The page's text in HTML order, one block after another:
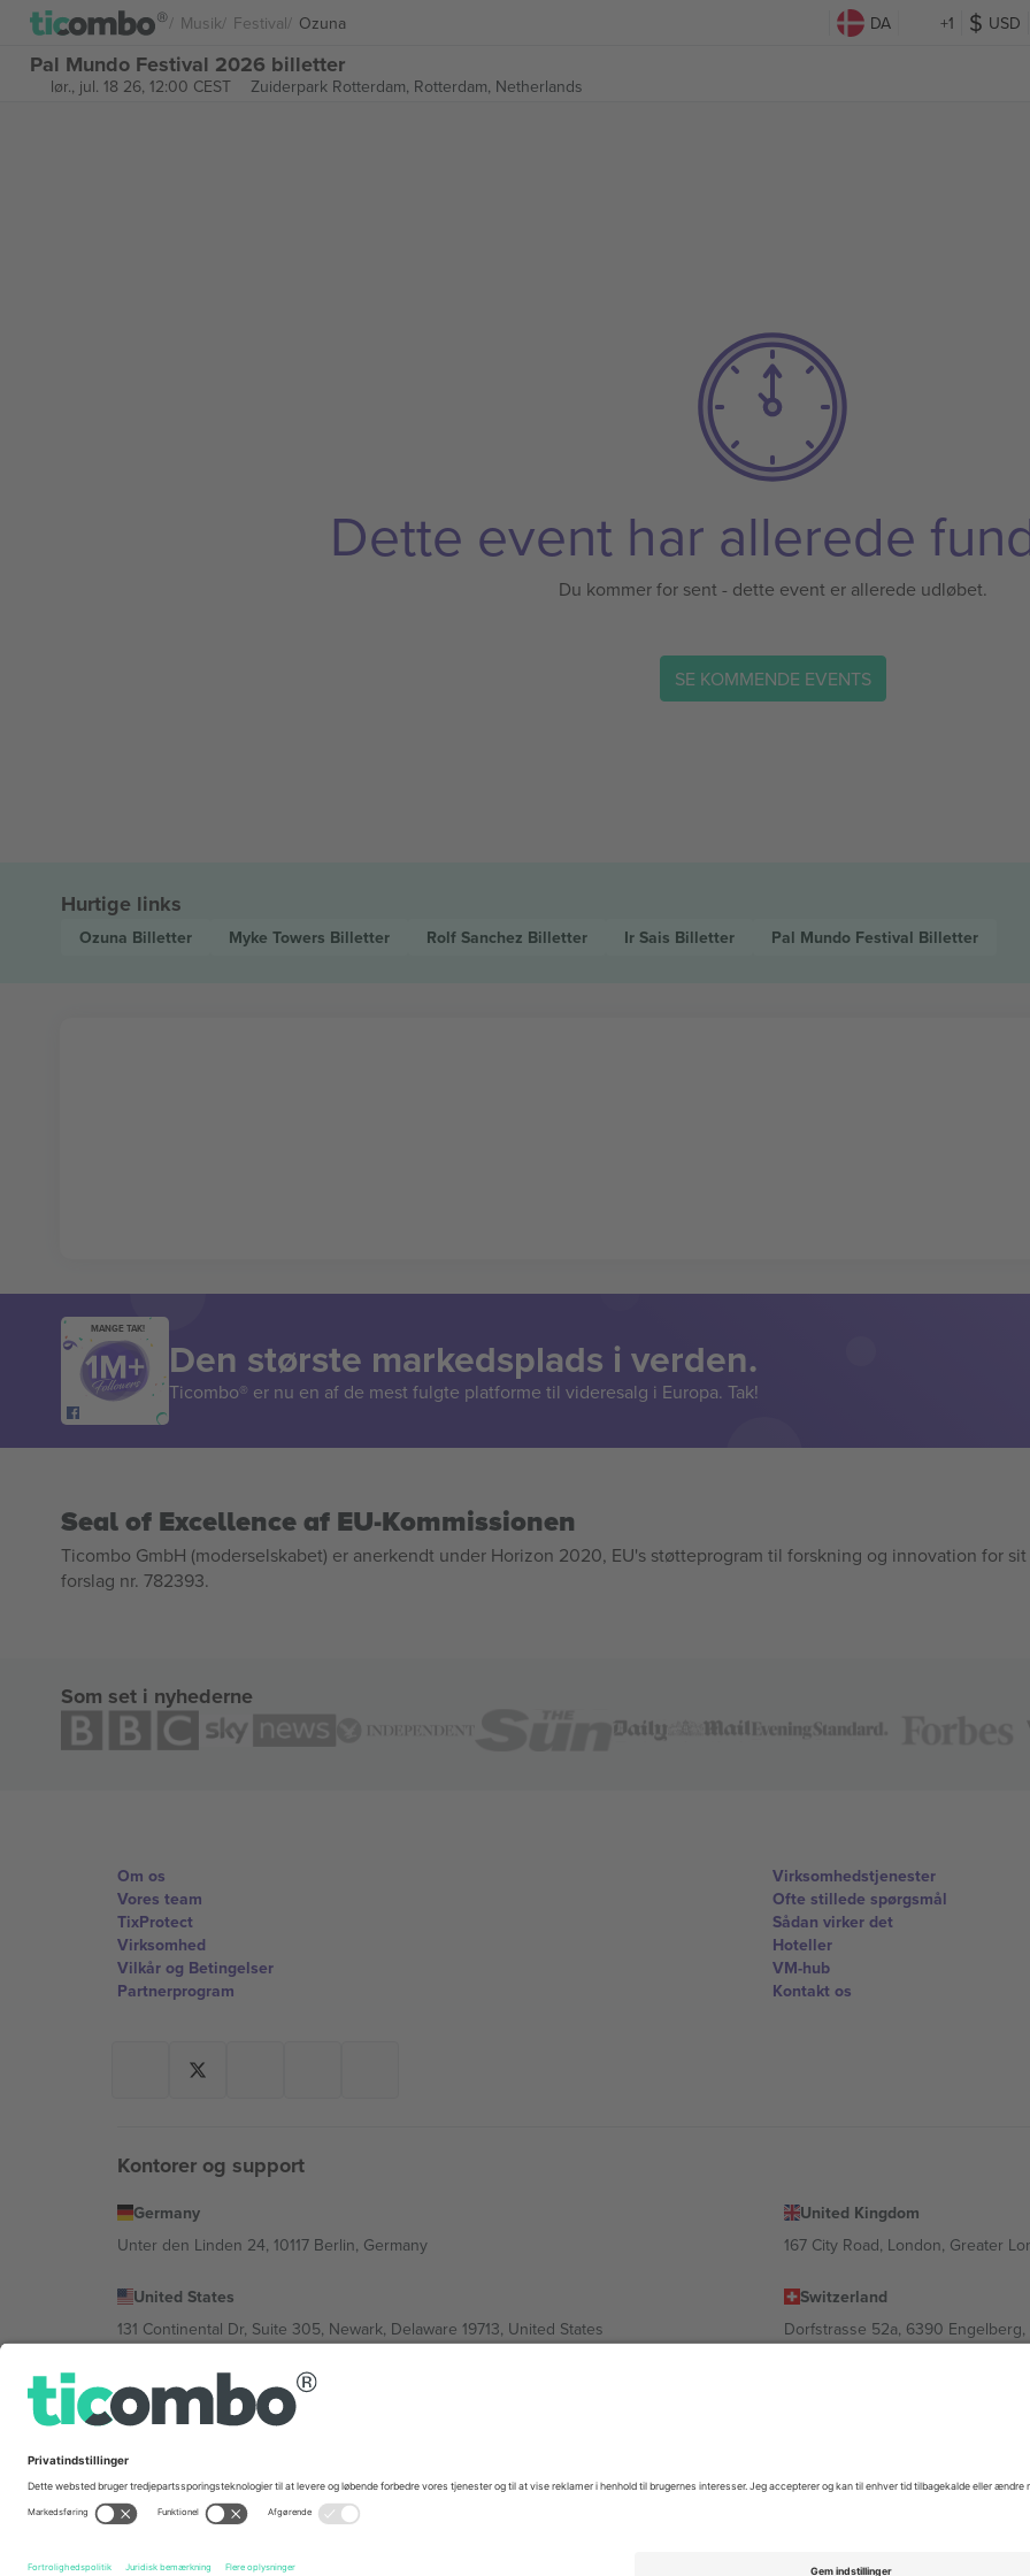
Musik Festival Ozuna DA +1 USD
Pal Mundo Festival 2026 billetter
lør., jul. 18 26, 12:00 CEST Zuiderpark Rotterdam, Rotterdam, Netherlands
Dette event har allerede
Du kommer for sent - dette event er allerede udløbet.
SE KOMMENDE EVENTS
Hurtige links
Ozuna Billetter Myke Towers Billetter Rolf Sanchez Billetter Ir Sais Billetter Pal Mundo Festival Billetter
MANGE TAK!
Den største markedsplads i verden.
Ticombo® er nu en af de mest fulgte platforme til videresalg i Europa. Tak!
Seal of Excellence af EU-Kommissionen
Ticombo GmbH (moderselskabet) er anerkendt under Horizon 2020, EU's støtteprogram til forskning og innovation for sit
forslag nr. 782393.
Som set i nyhederne
Om os
Vores team
TixProtect
Virksomhed
Vilkår og Betingelser
Partnerprogram
Virksomhedstjenester
Ofte stillede spørgsmål
Sådan virker det
Hoteller
VM-hub
Kontakt os
Kontorer og support
Germany
Unter den Linden 24, 10117 Berlin, Germany
United Kingdom
167 City Road, London, Greater
United States
131 Continental Dr, Suite 305, Newark, Delaware 19713, United States
Switzerland
Dorfstrasse 52a, 6390 Engelberg,
Bulgaria
Regus Sofia City West, bul Totleben 53-55, 1606 Sofia, Bulgaria
Av Chapultepec 360, Roma Norte, Cuauhtémoc, 06700 Ciudad de México, CDMX, Mexico
© 2026 Ticombo. Alle rettigheder forbeholdes.